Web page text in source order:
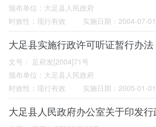
颁布单位： 大足县人民政府
时效性： 现行有效 实施日期： 2004-07-01
大足县实施行政许可听证暂行办法
文号： 足府发[2004]71号
颁布单位： 大足县人民政府
时效性： 现行有效 实施日期： 2005-01-01